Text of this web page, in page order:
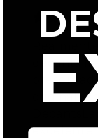
decants
original.
excelente.